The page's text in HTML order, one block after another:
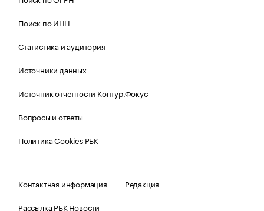
Поиск по ИНН
Статистика и аудитория
Источники данных
Источник отчетности Контур.Фокус
Вопросы и ответы
Политика Cookies РБК
Контактная информация
Редакция
Рассылка РБК Новости